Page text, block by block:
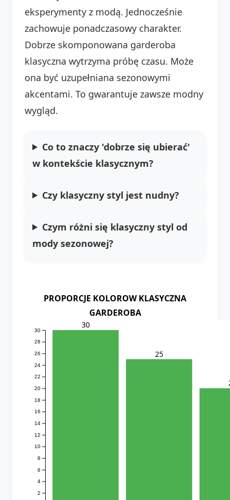
eksperymenty z modą. Jednocześnie
zachowuje ponadczasowy charakter.
Dobrze skomponowana garderoba
klasyczna wytrzyma próbę czasu. Może
ona być uzupełniana sezonowymi
akcentami. To gwarantuje zawsze modny
wygląd.
Co to znaczy 'dobrze się ubierać'
w kontekście klasycznym?
Czy klasyczny styl jest nudny?
Czym różni się klasyczny styl od
mody sezonowej?
PROPORCJE KOLOROW KLASYCZNA
GARDEROBA
2
4
6
8
10
12
14
16
18
20
22
24
26
28
30
30
25